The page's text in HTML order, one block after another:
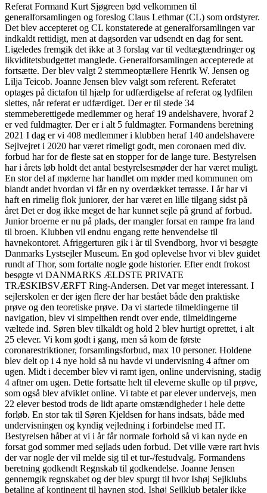
Referat Formand Kurt Sjøgreen bød velkommen til
generalforsamlingen og foreslog Claus Lethmar (CL) som ordstyrer.
Det blev accepteret og CL konstaterede at generalforsamlingen var
indkaldt rettidigt, men at dagsorden var udsendt en dag for sent.
Ligeledes fremgik det ikke at 3 forslag var til vedtægtændringer og
likviditetsbudgettet manglede. Generalforsamlingen accepterede at
fortsætte. Der blev valgt 2 stemmeoptællere Henrik W. Jensen og
Lilja Teicob. Joanne Jensen blev valgt som referent. Referatet
optages på dictafon til hjælp for udfærdigelse af referat og lydfilen
slettes, når referat er udfærdiget. Der er til stede 34
stemmeberettigede medlemmer og heraf 19 andelshavere, hvoraf 2
er ved fuldmagter. Der er i alt 5 fuldmagter. Formandens beretning
2021 I dag er vi 408 medlemmer i klubben heraf 140 andelshavere
Sejlvejret i 2020 har været rimeligt godt, men coronaen med div.
forbud har for de fleste sat en stopper for de lange ture. Bestyrelsen
har i årets løb holdt det antal bestyrelsesmøder der har været muligt.
En stor del af møderne har handlet om møder med kommunen om
blandt andet hvordan vi får en ny overdækket terrasse. I år har vi
haft en rimelig flok juniorer, der har været en lille tilgang sidst på
året Det er dog ikke meget de har kunnet sejle på grund af forbud.
Junior broerne er nu på plads, der mangler forsat en rampe fra land
til broen. Klubben vil endnu engang rette henvendelse til
havnekontoret. Afriggerturen gik i år til Svendborg, hvor vi besøgte
Danmarks Lystsejler Museum. En god oplevelse hvor vi blev guidet
rundt af Thor, som fortalte nogle gode historier. Efter endt frokost
besøgte vi DANMARKS ÆLDSTE PRIVATE
TRÆSKIBSVÆRFT Ring-Andersen. Det var meget interessant. I
sejlerskolen er der igen flere der har bestået både den praktiske
prøve og den teoretiske prøve. Da vi startede tilmeldingerne til
navigation, blev vi simpelthen rendt over ende, tilmeldingerne
væltede ind. Søren blev tilkaldt og hold 2 blev hurtigt oprettet, i alt
25 elever. Vi kom godt i gang, men så kom de første
coronarestriktioner, forsamlingsforbud, max 10 personer. Holdene
blev delt op i 4 nye hold så nu havde vi undervisning 4 aftner om
ugen. Midt i december blev vi ramt igen, online undervisning, stadig
4 aftner om ugen. Dette fortsatte helt til eleverne skulle op til prøve,
som også blev afviklet online. Vi tabte et par elever undervejs, men
22 elever bestod trods de lidt aparte omstændigheder i hele dette
forløb. En stor tak til Søren Kjeldsen for hans indsats, både med
undervisningen og kyndig vejledning i forbindelse med IT.
Bestyrelsen håber at vi i år får normale forhold så vi kan nyde en
forsat god sommer med sejlads uden forbud. Det ville være rart hvis
der var nogle der vil melde sig til et tur-/festudvalg. Formandens
beretning godkendt Regnskab til godkendelse. Joanne Jensen
gennemgik regnskabet og der blev spurgt til hvor Ishøj Sejlklubs
betaling af kontingent til havnen stod. Ishøj Sejlklub betaler ikke